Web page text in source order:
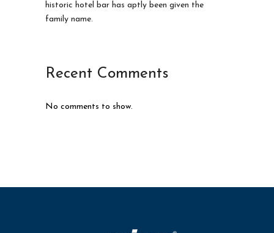
historic hotel bar has aptly been given the
family name.
Recent Comments
No comments to show.